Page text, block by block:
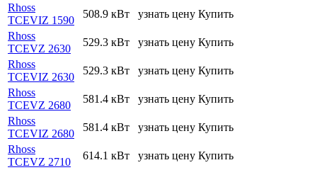
Rhoss
TCEVIZ 1590
508.9 кВт узнать цену Купить
Rhoss
TCEVZ 2630
529.3 кВт узнать цену Купить
Rhoss
TCEVIZ 2630
529.3 кВт узнать цену Купить
Rhoss
TCEVZ 2680
581.4 кВт узнать цену Купить
Rhoss
TCEVIZ 2680
581.4 кВт узнать цену Купить
Rhoss
TCEVZ 2710
614.1 кВт узнать цену Купить